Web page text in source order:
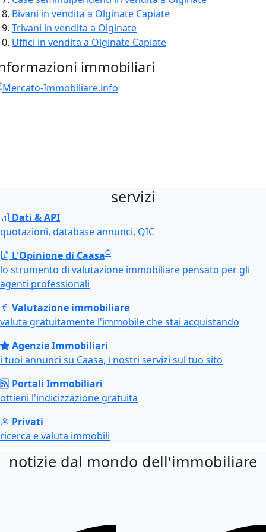
Bivani in vendita a Olginate Capiate
Trivani in vendita a Olginate
Uffici in vendita a Olginate Capiate
immobiliari
servizi
Dati & API
quotazioni, database annunci, QIC
L'Opinione di Caasa©
lo strumento di valutazione immobiliare pensato per gli
agenti professionali
Valutazione immobiliare
valuta gratuitamente l'immobile che stai acquistando
Agenzie Immobiliari
i tuoi annunci su Caasa, i nostri servizi sul tuo sito
Portali Immobiliari
ottieni l'indicizzazione gratuita
Privati
ricerca e valuta immobili
notizie dal mondo dell'immobiliare